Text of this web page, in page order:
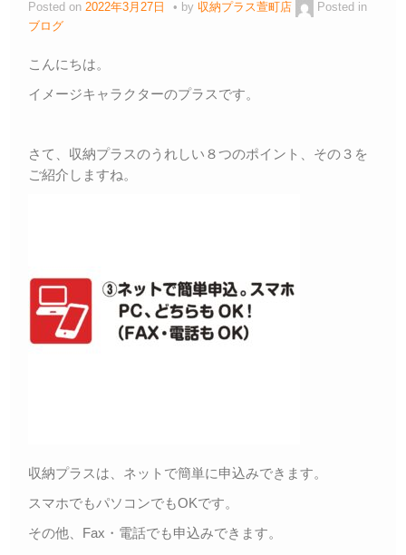
Posted on 2022年3月27日 by 収納プラス萱町店
Posted in
ブログ
こんにちは。
イメージキャラクターのプラスです。
さて、収納プラスのうれしい８つのポイント、その３を
ご紹介しますね。
収納プラスは、ネットで簡単に申込みできます。
スマホでもパソコンでもOKです。
その他、Fax・電話でも申込みできます。